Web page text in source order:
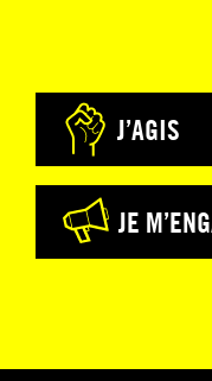
J’AGIS
JE